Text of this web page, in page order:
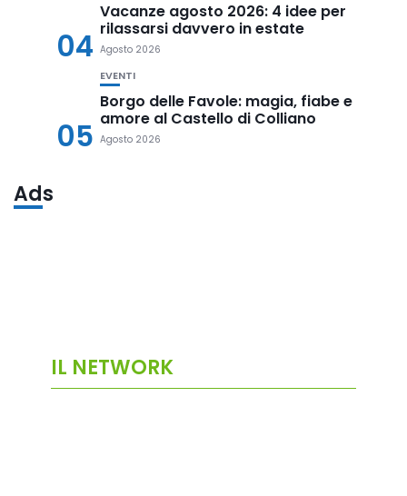
04
Vacanze agosto 2026: 4 idee per
rilassarsi davvero in estate
Agosto 2026
05
EVENTI
Borgo delle Favole: magia, fiabe e
amore al Castello di Colliano
Agosto 2026
Ads
IL NETWORK